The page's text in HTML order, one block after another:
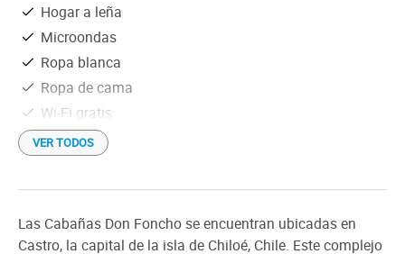
Hogar a leña
Microondas
Ropa blanca
Ropa de cama
Wi-Fi gratis
VER TODOS
Las Cabañas Don Foncho se encuentran ubicadas en
Castro, la capital de la isla de Chiloé, Chile. Este complejo